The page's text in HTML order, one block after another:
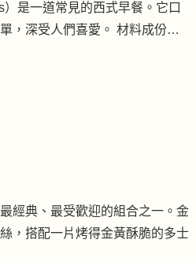
是一道常見的西式早餐。它口
，深受人們喜愛。 材料成份…
經典、最受歡迎的組合之一。金
，搭配一片烤得金黃酥脆的多士